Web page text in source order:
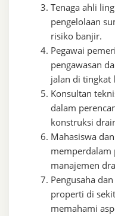
Tenaga ahli
pengelolaan
risiko banjir.
Pegawai
pengawasan
jalan di tingkat
Konsultan
dalam
konstruksi
Mahasiswa
memperdalam
manajemen
Pengusaha
properti di
memahami